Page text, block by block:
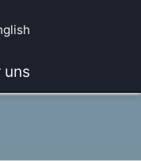
uns